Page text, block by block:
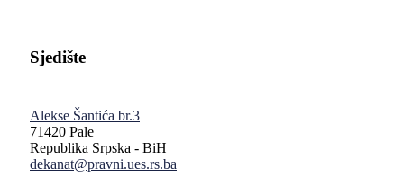
Sjedište
Alekse Šantića br.3
71420 Pale
Republika Srpska - BiH
dekanat@pravni.ues.rs.ba